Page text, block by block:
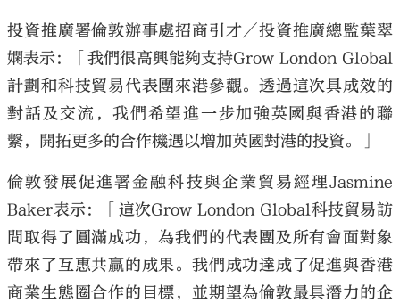
投資推廣署倫敦辦事處招商引才／投資推廣總監葉翠
嫻表示：「我們很高興能夠支持Grow London Global
計劃和科技貿易代表團來港參觀。透過這次具成效的
對話及交流，我們希望進一步加強英國與香港的聯
繫，開拓更多的合作機遇以增加英國對港的投資。」
倫敦發展促進署金融科技與企業貿易經理Jasmine
Baker表示：「這次Grow London Global科技貿易訪
問取得了圓滿成功，為我們的代表團及所有會面對象
帶來了互惠共贏的成果。我們成功達成了促進與香港
商業生態圈合作的目標，並期望為倫敦最具潛力的企